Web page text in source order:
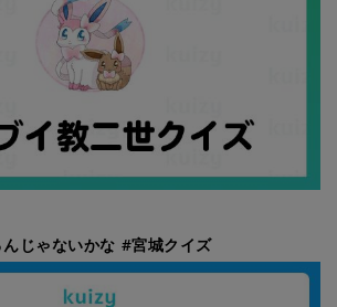
じゃないかな #宮城クイズ